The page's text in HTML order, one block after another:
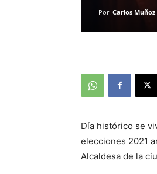
Por Carlos Muñoz
Día histórico se
elecciones 2021
Alcaldesa de la